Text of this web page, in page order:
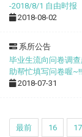
-2018/8/1 自由时报
2018-08-02
系所公告
毕业生流向问卷调
助帮忙填写问卷喔
2018-07-31
最前 16 17